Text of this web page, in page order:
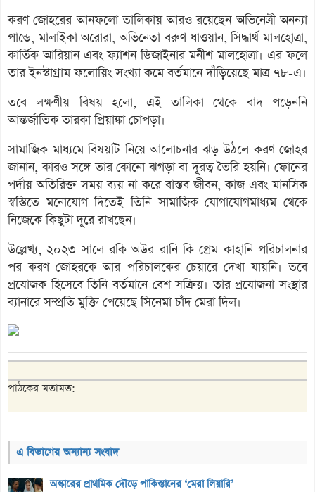
করণ জোহরের আনফলো তালিকায় আরও রয়েছেন অভিনেত্রী অনন্যা
পান্ডে, মালাইকা অরোরা, অভিনেতা বরুণ ধাওয়ান, সিদ্ধার্থ মালহোত্রা,
কার্তিক আরিয়ান এবং ফ্যাশন ডিজাইনার মনীশ মালহোত্রা। এর ফলে
তার ইনস্টাগ্রাম ফলোয়িং সংখ্যা কমে বর্তমানে দাঁড়িয়েছে মাত্র ৭৮-এ।
তবে লক্ষণীয় বিষয় হলো, এই তালিকা থেকে বাদ পড়েননি
আন্তর্জাতিক তারকা প্রিয়াঙ্কা চোপড়া।
সামাজিক মাধ্যমে বিষয়টি নিয়ে আলোচনার ঝড় উঠলে করণ জোহর
জানান, কারও সঙ্গে তার কোনো ঝগড়া বা দূরত্ব তৈরি হয়নি। ফোনের
পর্দায় অতিরিক্ত সময় ব্যয় না করে বাস্তব জীবন, কাজ এবং মানসিক
স্বস্তিতে মনোযোগ দিতেই তিনি সামাজিক যোগাযোগমাধ্যম থেকে
নিজেকে কিছুটা দূরে রাখছেন।
উল্লেখ্য, ২০২৩ সালে রকি অউর রানি কি প্রেম কাহানি পরিচালনার
পর করণ জোহরকে আর পরিচালকের চেয়ারে দেখা যায়নি। তবে
প্রযোজক হিসেবে তিনি বর্তমানে বেশ সক্রিয়। তার প্রযোজনা সংস্থার
ব্যানারে সম্প্রতি মুক্তি পেয়েছে সিনেমা চাঁদ মেরা দিল।
পাঠকের মতামত:
এ বিভাগের অন্যান্য সংবাদ
অস্কারের প্রাথমিক দৌড়ে পাকিস্তানের ‘মেরা লিয়ারি’